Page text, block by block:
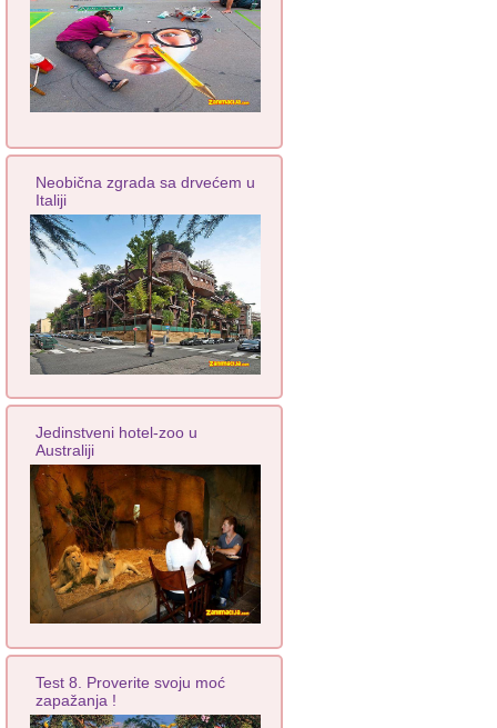
Neobična zgrada sa drvećem u
Italiji
Jedinstveni hotel-zoo u
Australiji
Test 8. Proverite svoju moć
zapažanja !